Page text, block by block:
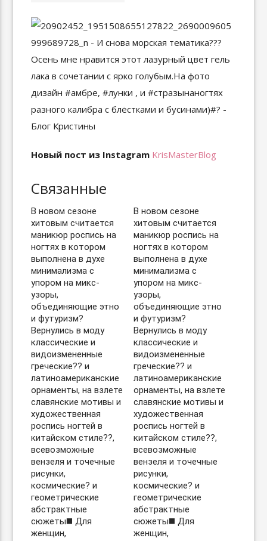
Новый пост из Instagram KrisMasterBlog
Связанные
В новом сезоне
хитовым считается
маникюр роспись на
ногтях в котором
выполнена в духе
минимализма с
упором на микс-
узоры,
объединяющие этно
и футуризм?
Вернулись в моду
классические и
видоизмененные
греческие?? и
латиноамериканские
орнаменты, на взлете
славянские мотивы и
художественная
роспись ногтей в
китайском стиле??,
всевозможные
вензеля и точечные
рисунки,
космические? и
геометрические
абстрактные
сюжеты◼️ Для
женщин,
В новом сезоне
хитовым считается
маникюр роспись на
ногтях в котором
выполнена в духе
минимализма с
упором на микс-
узоры,
объединяющие этно
и футуризм?
Вернулись в моду
классические и
видоизмененные
греческие?? и
латиноамериканские
орнаменты, на взлете
славянские мотивы и
художественная
роспись ногтей в
китайском стиле??,
всевозможные
вензеля и точечные
рисунки,
космические? и
геометрические
абстрактные
сюжеты◼️ Для
женщин,